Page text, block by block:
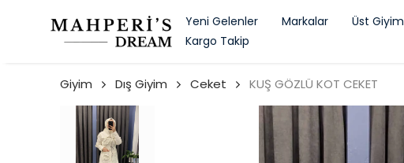
Yeni Gelenler Markalar Üst Giyim
Kargo Takip
Giyim Dış Giyim Ceket KUŞ GÖZLÜ KOT CEKET